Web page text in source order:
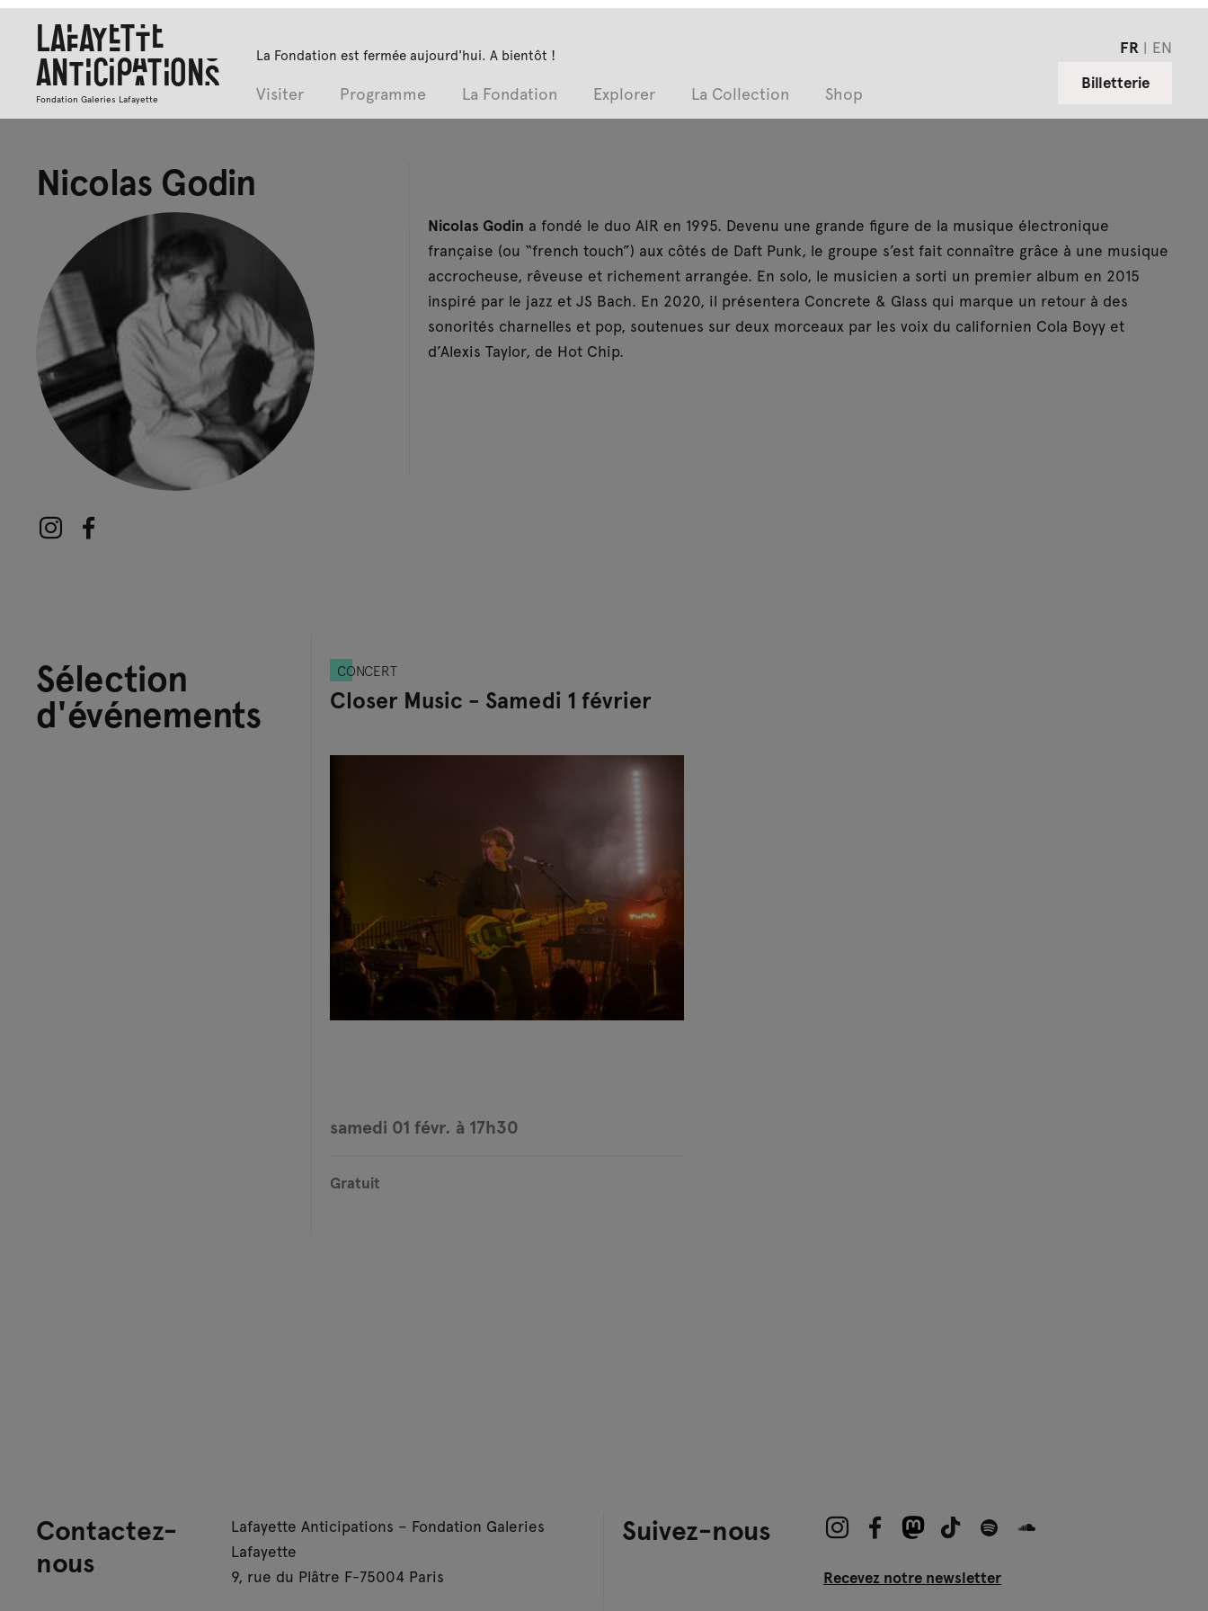
Lafayette
Anticipations
Fondation Galeries Lafayette
La Fondation est fermée aujourd'hui. A bientôt !
Visiter Programme La Fondation Explorer La Collection Shop
FR
EN
Billetterie
Nicolas Godin
Nicolas Godin a fondé le duo AIR en 1995. Devenu une grande figure de la musique électronique
française (ou “french touch”) aux côtés de Daft Punk, le groupe s’est fait connaître grâce à une musique
accrocheuse, rêveuse et richement arrangée. En solo, le musicien a sorti un premier album en 2015
inspiré par le jazz et JS Bach. En 2020, il présentera Concrete & Glass qui marque un retour à des
sonorités charnelles et pop, soutenues sur deux morceaux par les voix du californien Cola Boyy et
d’Alexis Taylor, de Hot Chip.
Sélection
d'événements
CONCERT
Closer Music - Samedi 1 février
samedi 01 févr. à 17h30
Gratuit
Contactez-
nous
Lafayette Anticipations – Fondation Galeries
Lafayette
9, rue du Plâtre F-75004 Paris
Suivez-nous
Recevez notre newsletter